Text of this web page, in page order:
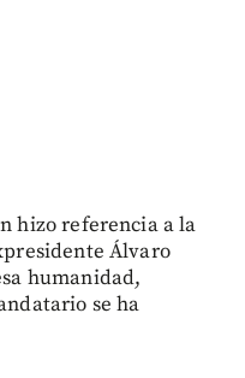
hizo referencia a la
Álvaro
humanidad,
se ha